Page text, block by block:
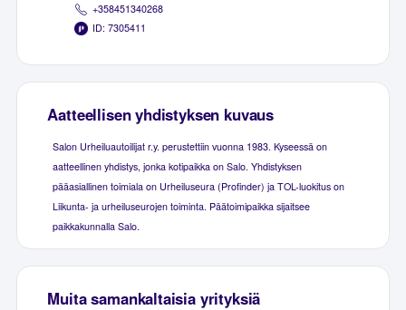
+358451340268
ID: 7305411
Aatteellisen yhdistyksen kuvaus
Salon Urheiluautoilijat r.y. perustettiin vuonna 1983. Kyseessä on
aatteellinen yhdistys, jonka kotipaikka on Salo. Yhdistyksen
pääasiallinen toimiala on Urheiluseura (Profinder) ja TOL-luokitus on
Liikunta- ja urheiluseurojen toiminta. Päätoimipaikka sijaitsee
paikkakunnalla Salo.
Muita samankaltaisia yrityksiä